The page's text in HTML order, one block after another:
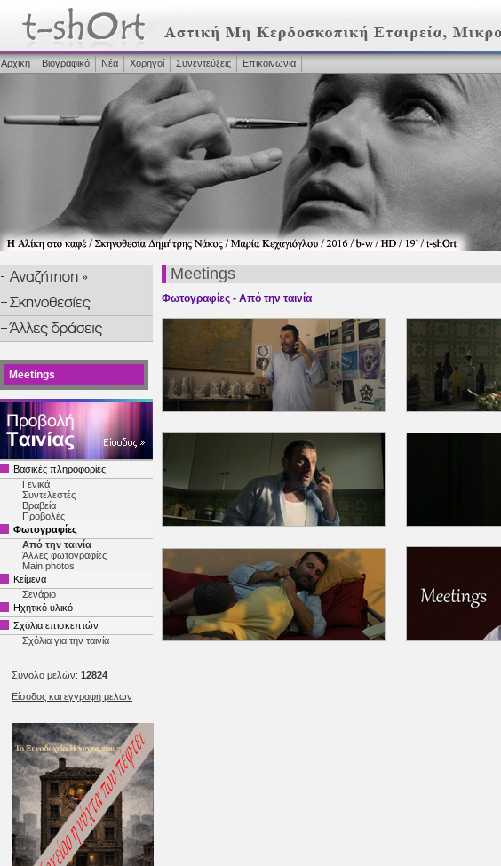
Αρχική Βιογραφικό Νέα Χορηγοί Συνεντεύξεις Επικοινωνία
Meetings
Βασικές πληροφορίες
Γενικά
Συντελεστές
Βραβεία
Προβολές
Φωτογραφίες
Από την ταινία
Άλλες φωτογραφίες
Main photos
Κείμενα
Σενάριο
Ηχητικό υλικό
Σχόλια επισκεπτών
Σχόλια για την ταινία
Σύνολο μελών: 12824
Είσοδος και εγγραφή μελών
Meetings
Φωτογραφίες - Από την ταινία